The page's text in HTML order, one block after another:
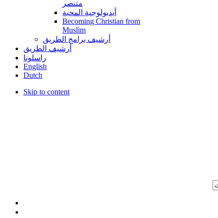
متنصر
أيديولوجية المحبة
Becoming Christian from
Muslim
أرشيف برامج الطريق
أرشيف الطريق
راسلونا
English
Dutch
Skip to content